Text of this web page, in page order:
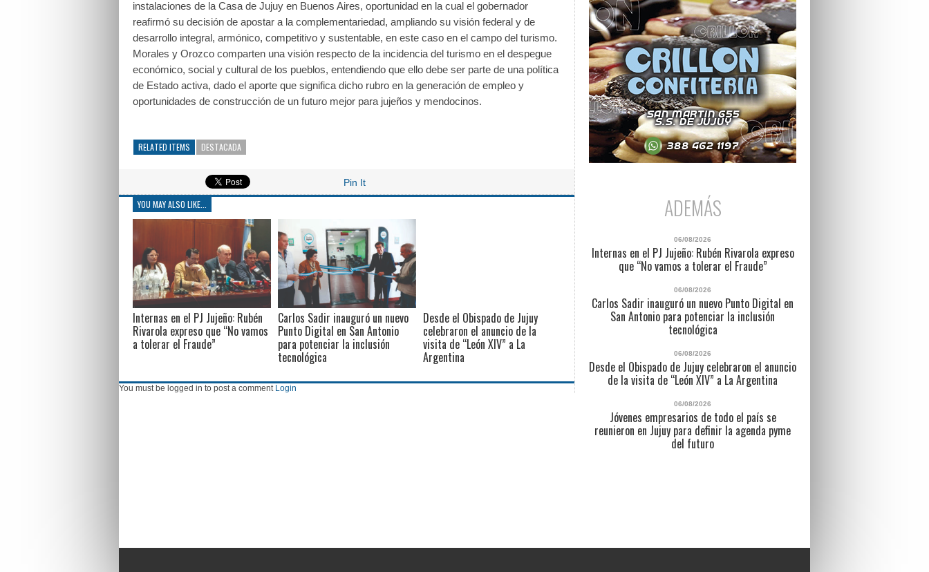
instalaciones de la Casa de Jujuy en Buenos Aires, oportunidad en la cual el gobernador
reafirmó su decisión de apostar a la complementariedad, ampliando su visión federal y de
desarrollo integral, armónico, competitivo y sustentable, en este caso en el campo del turismo.
Morales y Orozco comparten una visión respecto de la incidencia del turismo en el despegue
económico, social y cultural de los pueblos, entendiendo que ello debe ser parte de una política
de Estado activa, dado el aporte que significa dicho rubro en la generación de empleo y
oportunidades de construcción de un futuro mejor para jujeños y mendocinos.
RELATED ITEMS DESTACADA
Pin It
YOU MAY ALSO LIKE...
Internas en el PJ Jujeño: Rubén
Rivarola expreso que “No vamos
a tolerar el Fraude”
Carlos Sadir inauguró un nuevo
Punto Digital en San Antonio
para potenciar la inclusión
tecnológica
Desde el Obispado de Jujuy
celebraron el anuncio de la
visita de “León XIV” a La
Argentina
You must be logged in to post a comment Login
ADEMÁS
06/08/2026
Internas en el PJ Jujeño: Rubén Rivarola expreso
que “No vamos a tolerar el Fraude”
06/08/2026
Carlos Sadir inauguró un nuevo Punto Digital en
San Antonio para potenciar la inclusión
tecnológica
06/08/2026
Desde el Obispado de Jujuy celebraron el anuncio
de la visita de “León XIV” a La Argentina
06/08/2026
Jóvenes empresarios de todo el país se
reunieron en Jujuy para definir la agenda pyme
del futuro